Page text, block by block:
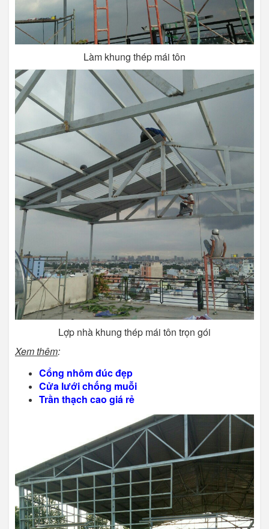
Làm khung thép mái tôn
Lợp nhà khung thép mái tôn trọn gói
Xem thêm:
Cổng nhôm đúc đẹp
Cửa lưới chống muỗi
Trần thạch cao giá rẻ